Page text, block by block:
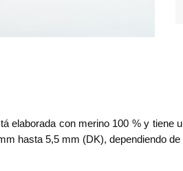
elaborada con merino 100 % y tiene
hasta 5,5 mm (DK), dependiendo